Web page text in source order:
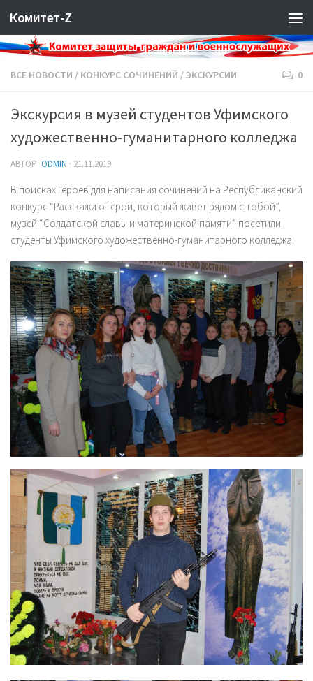
Комитет-Z
ВСЕ НОВОСТИ / КОНКУРС СОЧИНЕНИЙ /ЭКСКУРСИИ 0
Экскурсия в музей студентов Уфимского
художественно-гуманитарного колледжа
АВТОР: ODMIN · 21.11.2019
В поисках Героев для написания сочинений на Республиканский
конкурс “Расскажи о герои, который живет рядом с тобой”,
музей “Солдатской славы и материнской памяти” посетили
студенты Уфимского художественно-гуманитарного колледжа.